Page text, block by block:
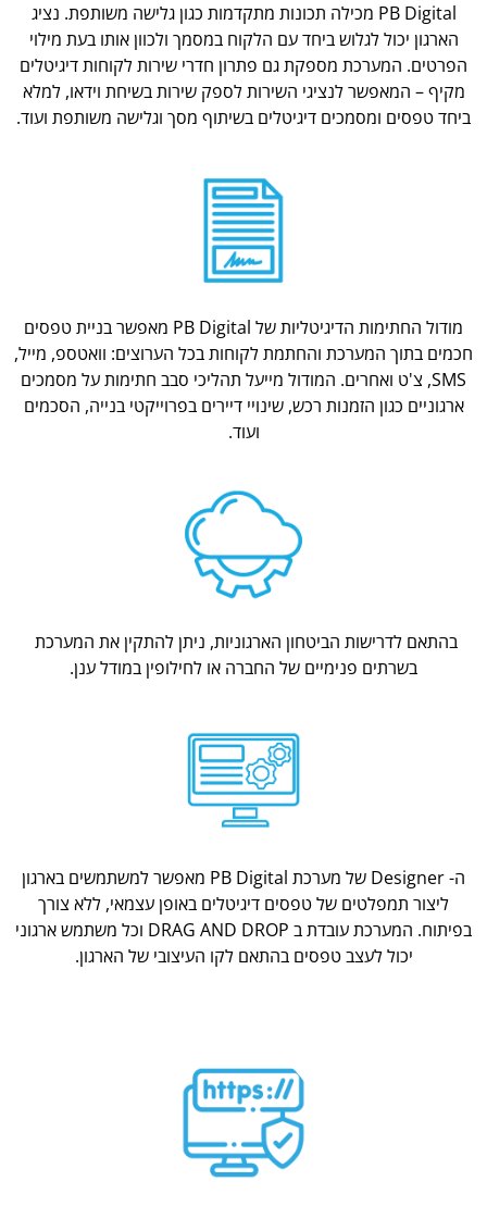
PB Digital מכילה תכונות מתקדמות כגון גלישה משותפת. נציג
הארגון יכול לגלוש ביחד עם הלקוח במסמך ולכוון אותו בעת מילוי
הפרטים. המערכת מספקת גם פתרון חדרי שירות לקוחות דיגיטלים
מקיף – המאפשר לנציגי השירות לספק שירות בשיחת וידאו, למלא
ביחד טפסים ומסמכים דיגיטלים בשיתוף מסך וגלישה משותפת ועוד.
מודול החתימות הדיגיטליות של PB Digital מאפשר בניית טפסים
חכמים בתוך המערכת והחתמת לקוחות בכל הערוצים: וואטספ, מייל,
SMS, צ'ט ואחרים. המודול מייעל תהליכי סבב חתימות על מסמכים
ארגוניים כגון הזמנות רכש, שינויי דיירים בפרוייקטי בנייה, הסכמים
ועוד.
בהתאם לדרישות הביטחון הארגוניות, ניתן להתקין את המערכת
בשרתים פנימיים של החברה או לחילופין במודל ענן.
ה- Designer של מערכת PB Digital מאפשר למשתמשים בארגון
ליצור תמפלטים של טפסים דיגיטלים באופן עצמאי, ללא צורך
בפיתוח. המערכת עובדת ב DRAG AND DROP וכל משתמש ארגוני
יכול לעצב טפסים בהתאם לקו העיצובי של הארגון.